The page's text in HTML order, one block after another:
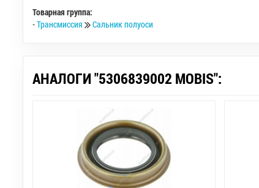
Товарная группа:
-Трансмиссия Сальник полуоси
АНАЛОГИ "5306839002 MOBIS":